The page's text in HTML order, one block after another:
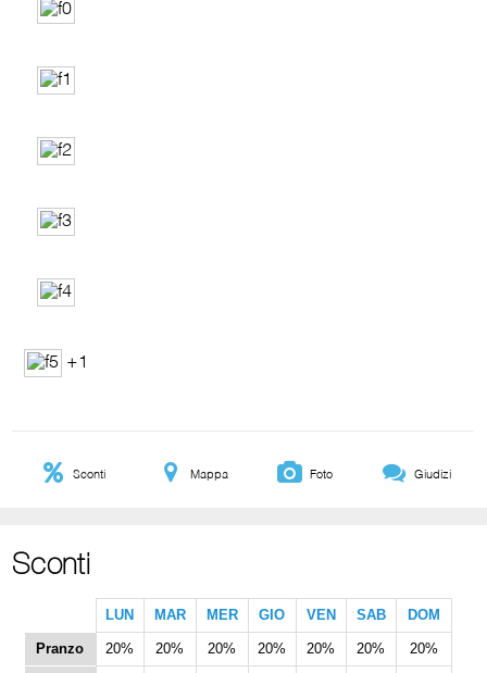
+1
Sconti Mappa Foto Giudizi
Sconti
LUN MAR MER GIO VEN SAB DOM
Pranzo 20% 20% 20% 20% 20% 20% 20%